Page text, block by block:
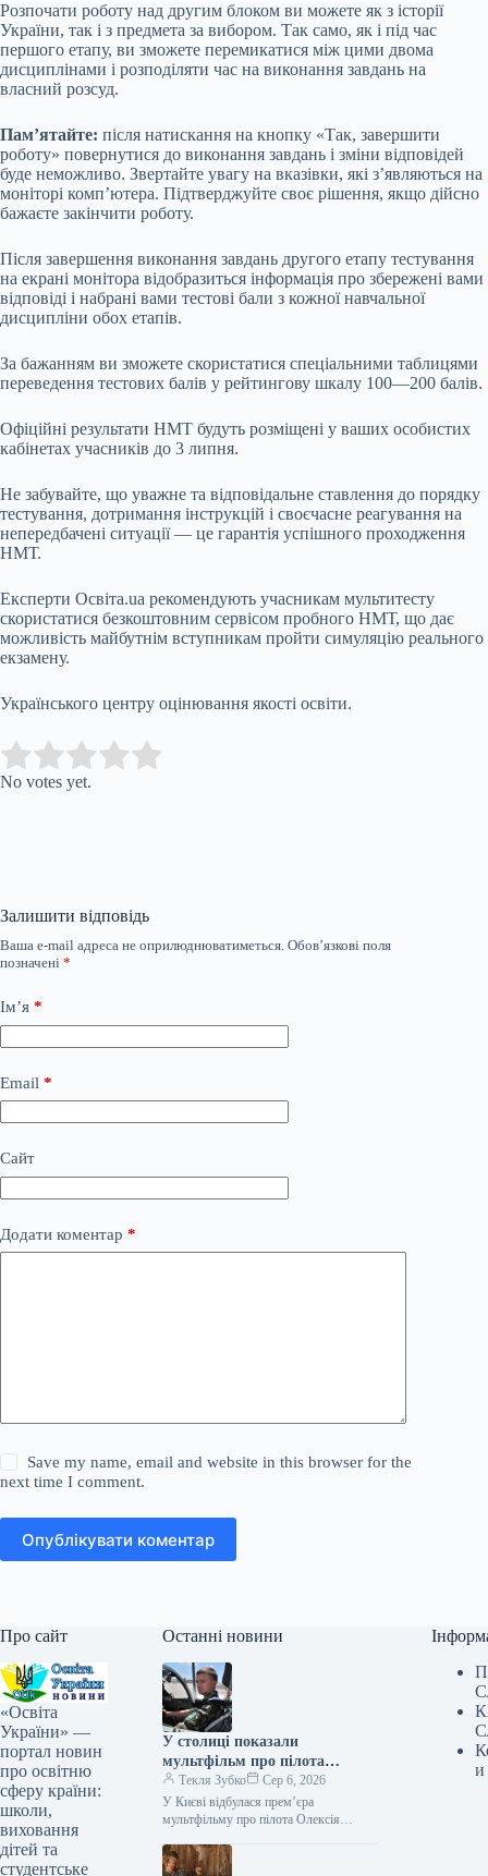
Розпочати роботу над другим блоком ви можете як з історії
України, так і з предмета за вибором. Так само, як і під час
першого етапу, ви зможете перемикатися між цими двома
дисциплінами і розподіляти час на виконання завдань на
власний розсуд.
Пам’ятайте: після натискання на кнопку «Так, завершити
роботу» повернутися до виконання завдань і зміни відповідей
буде неможливо. Звертайте увагу на вказівки, які з’являються на
моніторі комп’ютера. Підтверджуйте своє рішення, якщо дійсно
бажаєте закінчити роботу.
Після завершення виконання завдань другого етапу тестування
на екрані монітора відобразиться інформація про збережені вами
відповіді і набрані вами тестові бали з кожної навчальної
дисципліни обох етапів.
За бажанням ви зможете скористатися спеціальними таблицями
переведення тестових балів у рейтингову шкалу 100—200 балів.
Офіційні результати НМТ будуть розміщені у ваших особистих
кабінетах учасників до 3 липня.
Не забувайте, що уважне та відповідальне ставлення до порядку
тестування, дотримання інструкцій і своєчасне реагування на
непередбачені ситуації — це гарантія успішного проходження
НМТ.
Експерти Освіта.ua рекомендують учасникам мультитесту
скористатися безкоштовним сервісом пробного НМТ, що дає
можливість майбутнім вступникам пройти симуляцію реального
екзамену.
Українського центру оцінювання якості освіти.
Rate this item:
No votes yet.
Залишити відповідь
Ваша e-mail адреса не оприлюднюватиметься. Обов’язкові поля
позначені *
Ім’я *
Email *
Сайт
Додати коментар *
Save my name, email and website in this browser for the
next time I comment.
Опублікувати коментар
Про сайт
«Освіта
України» —
портал новин
про освітню
сферу країни:
школи,
виховання
дітей та
студентське
Останні новини
У столиці показали
мультфільм про пілота
Олексія «Мунфіша» Меся
Текля Зубко
Сер 6, 2026
У Києві відбулася прем’єра
мультфільму про пілота Олексія
20:51 Укрінформ В Музеї війни
представили перший анімаційний…
и